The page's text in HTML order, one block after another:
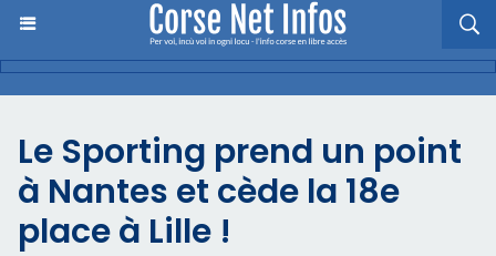
Le Sporting prend un point
à Nantes et cède la 18e
place à Lille !